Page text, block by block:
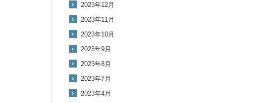
2023年12月
2023年11月
2023年10月
2023年9月
2023年8月
2023年7月
2023年4月